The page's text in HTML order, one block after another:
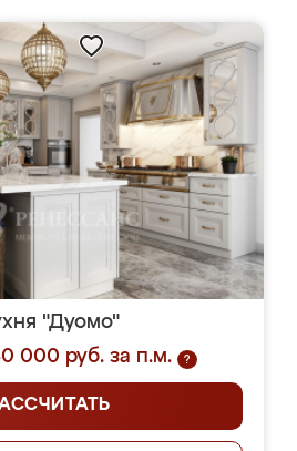
"Дуомо"
000 руб. за п.м.
?